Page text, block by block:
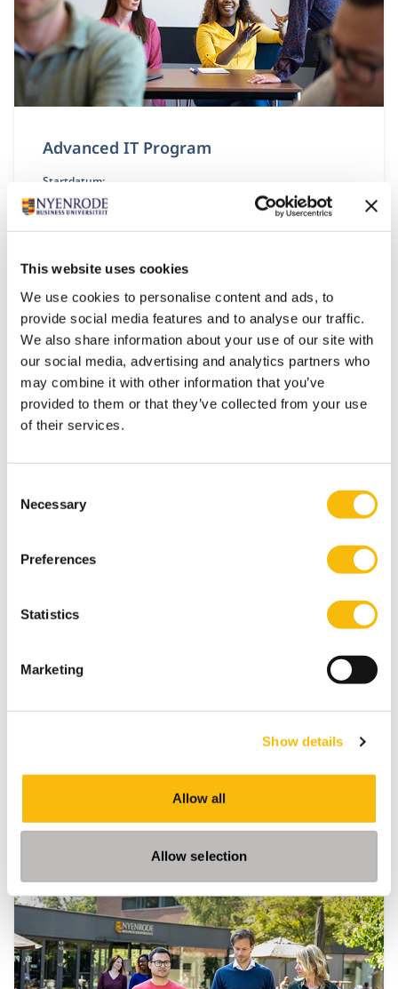
This website uses cookies
We use cookies to personalise content and ads, to
provide social media features and to analyse our traffic.
We also share information about your use of our site with
our social media, advertising and analytics partners who
may combine it with other information that you’ve
provided to them or that they’ve collected from your use
of their services.
Selection
Necessary
Preferences
Statistics
Marketing
Show details
Allow all
Allow selection
Advanced IT Program
Startdatum:
7 oktober 2026
Taal:
Nederlands
Breukelen
Tijdens Advanced IT Program krijg je de kennis,
vaardigheden en inzichten aangereikt die nodig zijn
om een succesvolle en dynamische IT-leider te zijn.
Business Value of Data and Technology
5 oktober 2026
Biedt academische kennis en praktische
hulpmiddelen om IT en data doelgericht te